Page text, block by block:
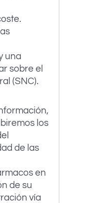
una
sobre el
(SNC).
los
de las
en
de su
vía